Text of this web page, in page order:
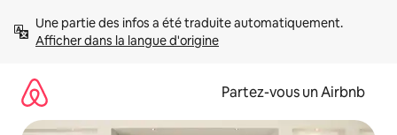
directement
Afficher dans la langue d'origine
Partez-vous un Airbnb